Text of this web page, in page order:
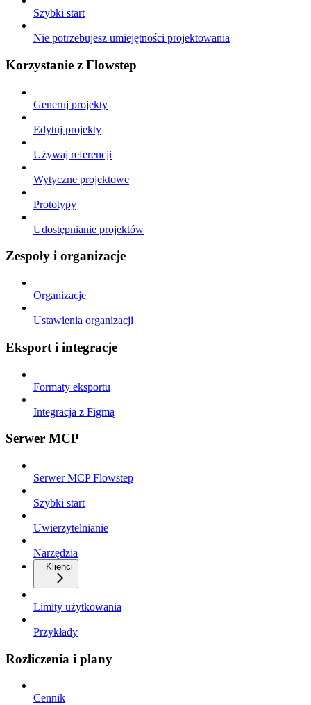
Szybki start
Nie potrzebujesz umiejętności projektowania
Korzystanie z Flowstep
Generuj projekty
Edytuj projekty
Używaj referencji
Wytyczne projektowe
Prototypy
Udostępnianie projektów
Zespoły i organizacje
Organizacje
Ustawienia organizacji
Eksport i integracje
Formaty eksportu
Integracja z Figmą
Serwer MCP
Serwer MCP Flowstep
Szybki start
Uwierzytelnianie
Narzędzia
Klienci
Limity użytkowania
Przykłady
Rozliczenia i plany
Cennik